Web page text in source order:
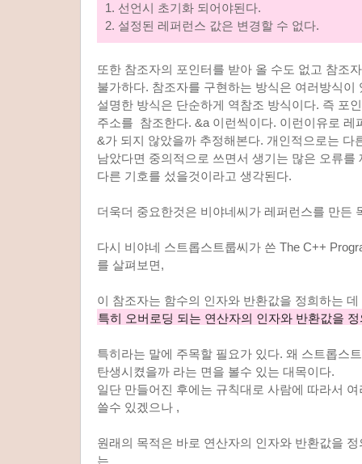
1. 선언시 초기화 되어야된다.
2. 설정된 레퍼런스 값은 변경할 수 없다.
또한 참조자의 포인터를 받아 올 수도 없고 참조
불가하다. 참조자를 구현하는 방식은 여러방식이
설명한 방식은 단순하게 역참조 방식이다. 즉 포
주소를 참조한다. &a 이런씩이다. 이런이유로 레
&가 되지 않았을까 추정해본다. 개인적으로는 다
남았다면 중의적으로 쓰면서 생기는 많은 오류를
다른 기호를 섰을것이라고 생각된다.
더욱더 중요한것은 비야네씨가 레퍼런스를 만든
다시 비야네 스트롭스트룹씨가 쓴 The C++
를 살펴보면,
이 참조자는 함수의 인자와 반환값을 정희하는
특히 오버로딩 되는 연산자의 인자와 반환값을
특히라는 말에 주목할 필요가 있다. 왜 스트롭스
탄생시켰을까 라는 면을 볼수 있는 대목이다.
일단 만들어진 후에는 규칙대로 사람에 따라서
쓸수 있겠으나 ,
원래의 목적은 바로 연산자의 인자와 반환값을
는